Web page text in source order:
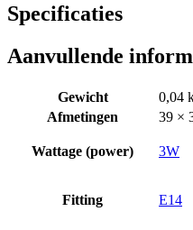
Specificaties
Aanvullende
Gewicht
0,04
Afmetingen
39 ×
Wattage (power) 3W
Fitting E14